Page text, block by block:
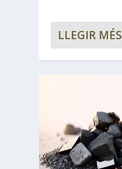
LLEGIR MÉS